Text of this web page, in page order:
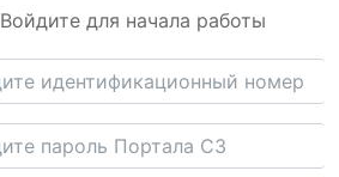
Войдите для начала работы